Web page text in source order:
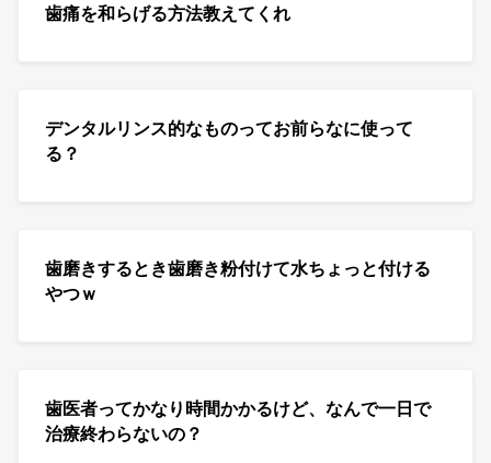
歯痛を和らげる方法教えてくれ
デンタルリンス的なものってお前らなに使って
る？
歯磨きするとき歯磨き粉付けて水ちょっと付ける
やつｗ
歯医者ってかなり時間かかるけど、なんで一日で
治療終わらないの？